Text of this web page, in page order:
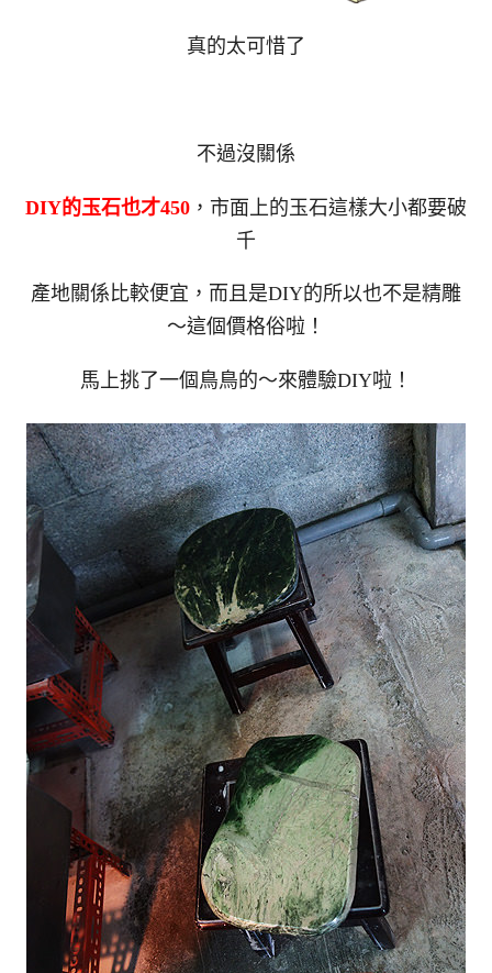
真的太可惜了
不過沒關係
DIY的玉石也才450 ，市面上的玉石這樣大小都要破
千
產地關係比較便宜，而且是DIY的所以也不是精雕
～這個價格俗啦！
馬上挑了一個鳥鳥的～來體驗DIY啦！